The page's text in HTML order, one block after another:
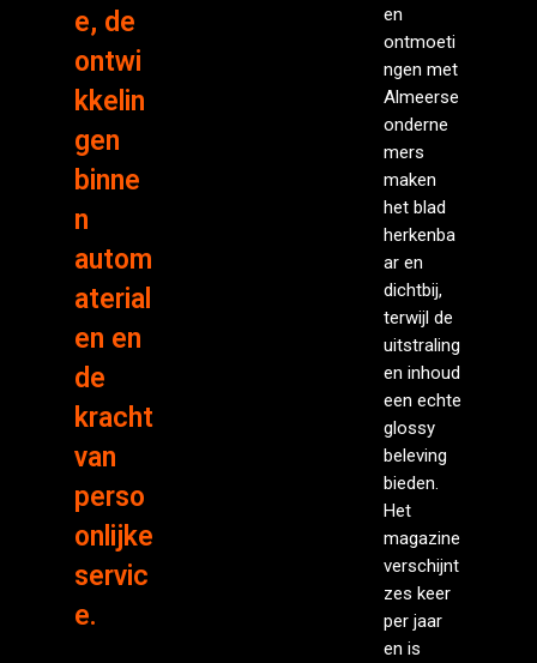
e, de
ontwi
kkelin
gen
binne
n
autom
aterial
en en
de
kracht
van
perso
onlijke
servic
e.
en
ontmoeti
ngen met
Almeerse
onderne
mers
maken
het blad
herkenba
ar en
dichtbij,
terwijl de
uitstraling
en inhoud
een echte
glossy
beleving
bieden.
Het
magazine
verschijnt
zes keer
per jaar
en is